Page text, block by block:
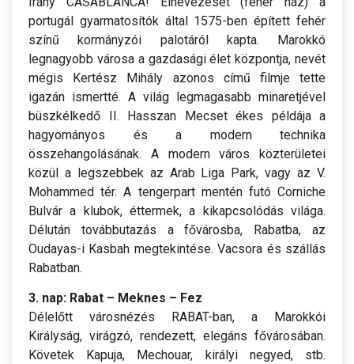
portugál gyarmatosítók által 1575-ben épített fehér
színű kormányzói palotáról kapta. Marokkó
legnagyobb városa a gazdasági élet központja, nevét
mégis Kertész Mihály azonos című filmje tette
igazán ismertté. A világ legmagasabb minaretjével
büszkélkedő II. Hasszan Mecset ékes példája a
hagyományos és a modern technika
összehangolásának. A modern város közterületei
közül a legszebbek az Arab Liga Park, vagy az V.
Mohammed tér. A tengerpart mentén futó Corniche
Bulvár a klubok, éttermek, a kikapcsolódás világa.
Délután továbbutazás a fővárosba, Rabatba, az
Oudayas-i Kasbah megtekintése. Vacsora és szállás
Rabatban.
3. nap: Rabat – Meknes – Fez
Délelőtt városnézés RABAT-ban, a Marokkói
Királyság, virágzó, rendezett, elegáns fővárosában.
Követek Kapuja, Mechouar, királyi negyed, stb.